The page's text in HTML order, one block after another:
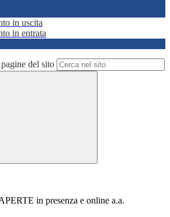
in uscita
in entrata
del sito
in presenza e online a.a.